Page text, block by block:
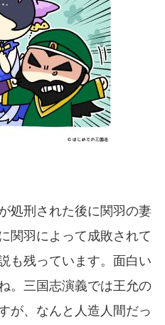
処刑された後に関羽の妻
関羽によって成敗されて
も残っています。面白い
。三国志演義では王允の
が、なんと人造人間だっ